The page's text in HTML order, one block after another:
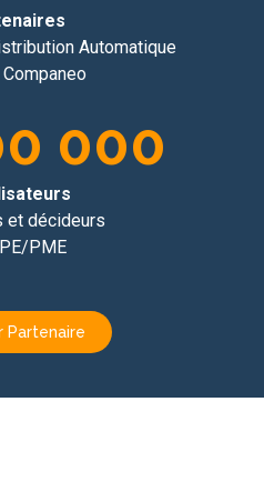
Automatique
000
et décideurs
PME
Partenaire